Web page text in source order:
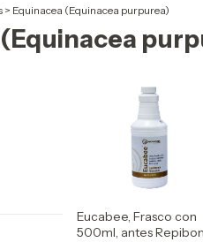
> Equinacea (Equinacea purpurea)
Eucabee, Frasco con
500ml, antes Repibon